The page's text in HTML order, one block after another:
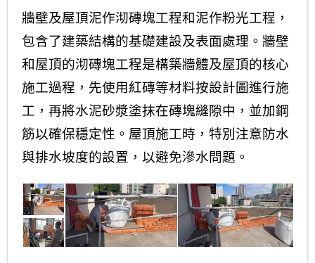
牆壁及屋頂泥作沏磚塊工程和泥作粉光工程，
包含了建築結構的基礎建設及表面處理。牆壁
和屋頂的沏磚塊工程是構築牆體及屋頂的核心
施工過程，先使用紅磚等材料按設計圖進行施
工，再將水泥砂漿塗抹在磚塊縫隙中，並加鋼
筋以確保穩定性。屋頂施工時，特別注意防水
與排水坡度的設置，以避免滲水問題。